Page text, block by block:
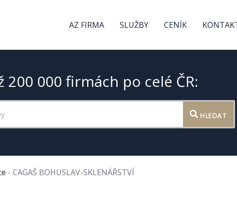
AZ FIRMA SLUŽBY CENÍK
200 000 firmách po celé ČR:
HLEDAT
- CAGAŠ BOHUSLAV-SKLENÁŘSTVÍ